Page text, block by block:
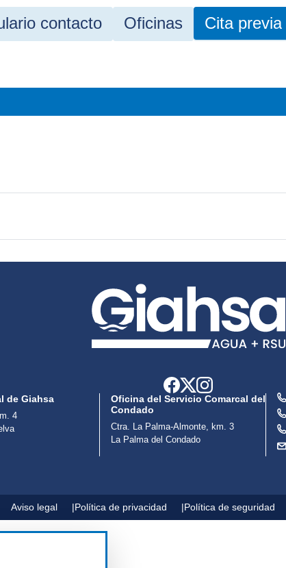
contacto Oficinas Cita previa
de Giahsa
4
Oficina del Servicio Comarcal del
Condado
Ctra. La Palma-Almonte, km. 3
La Palma del Condado
Aviso legal Política de privacidad Política de seguridad